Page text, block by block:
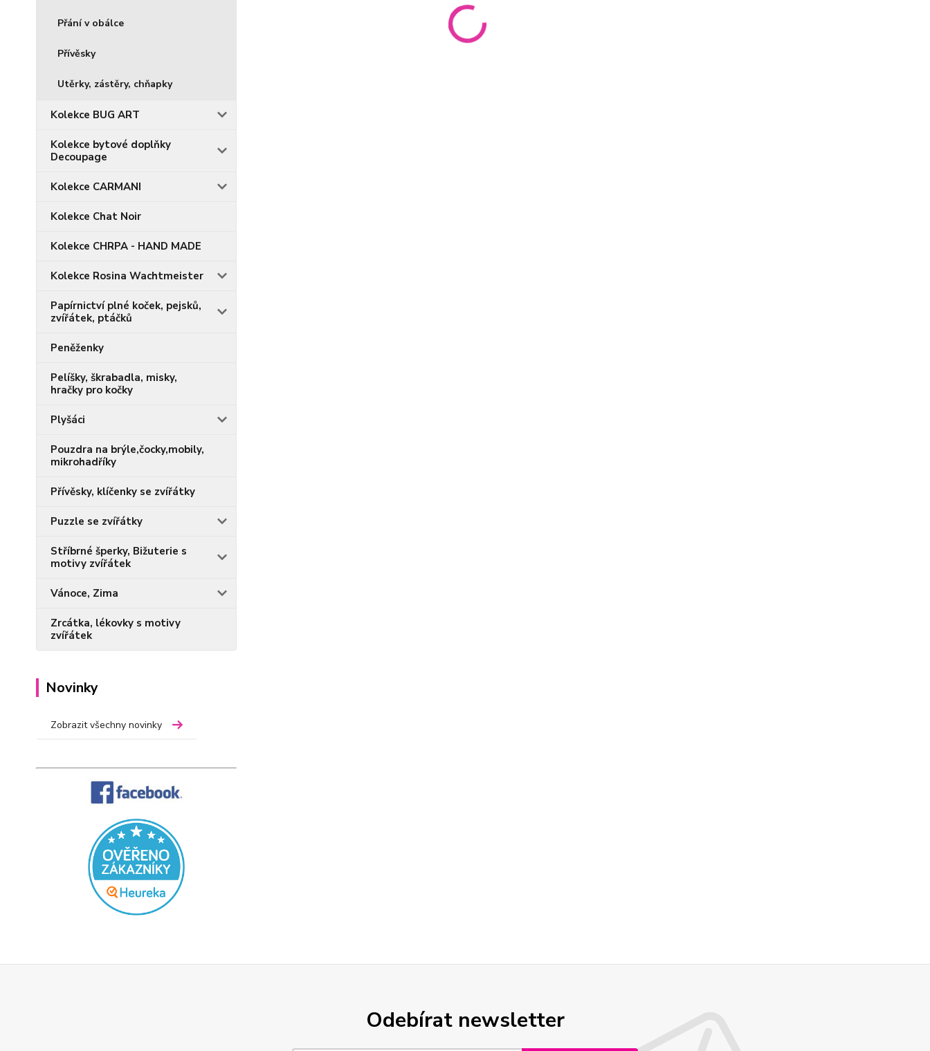
Přání v obálce
Přívěsky
Utěrky, zástěry, chňapky
Kolekce BUG ART
Kolekce bytové doplňky
Decoupage
Kolekce CARMANI
Kolekce Chat Noir
Kolekce CHRPA - HAND MADE
Kolekce Rosina Wachtmeister
Papírnictví plné koček, pejsků,
zvířátek, ptáčků
Peněženky
Pelíšky, škrabadla, misky,
hračky pro kočky
Plyšáci
Pouzdra na brýle,čocky,mobily,
mikrohadříky
Přívěsky, klíčenky se zvířátky
Puzzle se zvířátky
Stříbrné šperky, Bižuterie s
motivy zvířátek
Vánoce, Zima
Zrcátka, lékovky s motivy
zvířátek
Novinky
Zobrazit všechny novinky
Odebírat newsletter